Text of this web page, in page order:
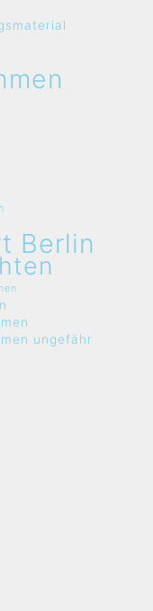
Berlin
ungefähr